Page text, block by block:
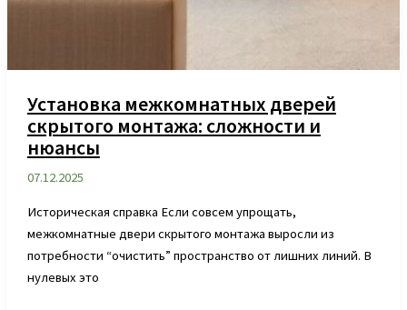
Установка межкомнатных дверей
скрытого монтажа: сложности и
нюансы
07.12.2025
Историческая справка Если совсем упрощать,
межкомнатные двери скрытого монтажа выросли из
потребности “очистить” пространство от лишних линий. В
нулевых это